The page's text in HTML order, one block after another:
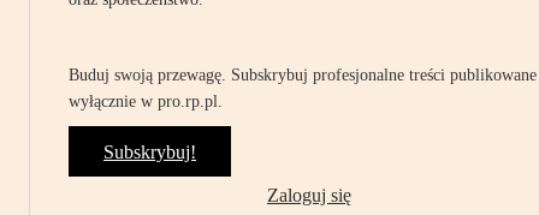
Buduj swoją przewagę. Subskrybuj profesjonalne treści publikowane
wyłącznie w pro.rp.pl.
Subskrybuj!
Zaloguj się